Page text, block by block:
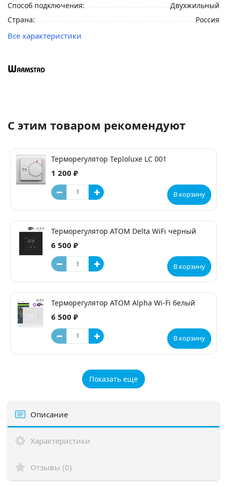
Способ подключения:
Двухжильный
Страна:
Россия
Все характеристики
С этим товаром рекомендуют
Терморегулятор Teploluxe LC 001
1 200 ₽
В корзину
Терморегулятор ATOM Delta WiFi черный
6 500 ₽
В корзину
Терморегулятор ATOM Alpha Wi-Fi белый
6 500 ₽
В корзину
Показать еще
Описание
Характеристики
Отзывы (0)